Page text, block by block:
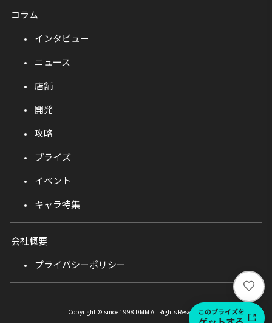
い
い
このプライズを
コラム
インタビュー
ニュース
店舗
開発
攻略
プライズ
イベント
キャラ特集
会社概要
プライバシーポリシー
Copyright © since 1998 DMM All Rights Reserved.